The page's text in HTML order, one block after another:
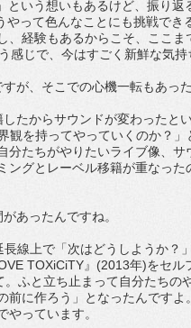
いう想いもあるけど、振り返
って色んなことにも挑戦でき
、経験もあるからこそ、ここ
感じで、今はすごく新鮮な気持
が、そこでの心機一転もあっ
たからサウンドが変わったと
観を持ってやっていくのか？
分たちがやりたいライブ像、
ングとレーベル移籍が重なっ
あったんですね。
線上で「次はどうしようか？
TOXiCiTY』(2013年)をセル
ふと立ち止まって自分たちの
前に作ろう」となったんです
っています。